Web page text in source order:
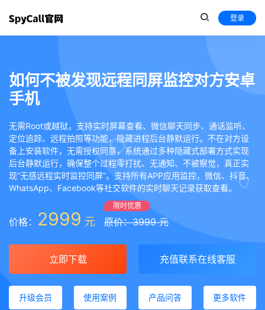
登录
如何不被发现远程同屏监控对方安卓
手机
无需Root或越狱，支持实时屏幕查看、微信聊天同步、通话监听、
定位追踪、远程拍照等功能，隐藏进程后台静默运行。不在对方设
备上安装软件，无需授权同意，系统通过多种隐藏式部署方式实现
后台静默运行，确保整个过程零打扰、无通知、不被察觉，真正实
现“无感远程实时监控同屏”。支持所有APP应用监控，微信、抖音、
WhatsApp、Facebook等社交软件的实时聊天记录获取查看。
价格： 2999 元
限时优惠
原价：3999 元
立即下载 充值联系在线客服
升级会员 使用案例 产品问答 更多软件